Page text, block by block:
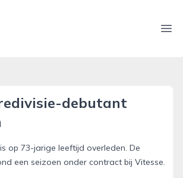
debutant
op 73-jarige leeftijd overleden. De
een seizoen onder contract bij Vitesse.